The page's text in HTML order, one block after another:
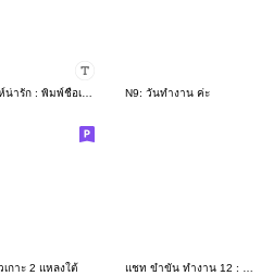
N9: วันทำงาน ค่ะ
เกาะ 2 แหลงใต้